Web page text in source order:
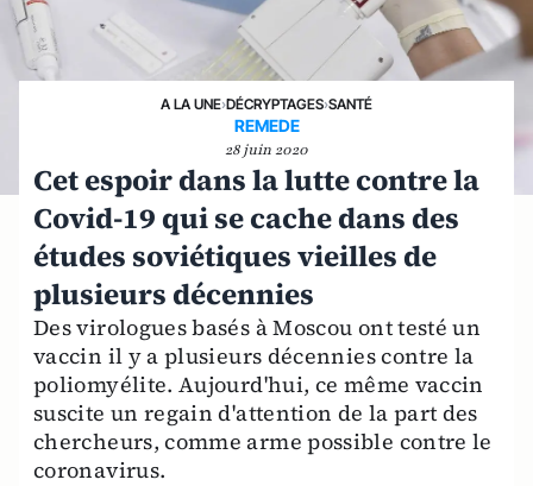
A LA UNE›DÉCRYPTAGES›SANTÉ
REMEDE
28 juin 2020
Cet espoir dans la lutte contre la
Covid-19 qui se cache dans des
études soviétiques vieilles de
plusieurs décennies
Des virologues basés à Moscou ont testé un
vaccin il y a plusieurs décennies contre la
poliomyélite. Aujourd'hui, ce même vaccin
suscite un regain d'attention de la part des
chercheurs, comme arme possible contre le
coronavirus.